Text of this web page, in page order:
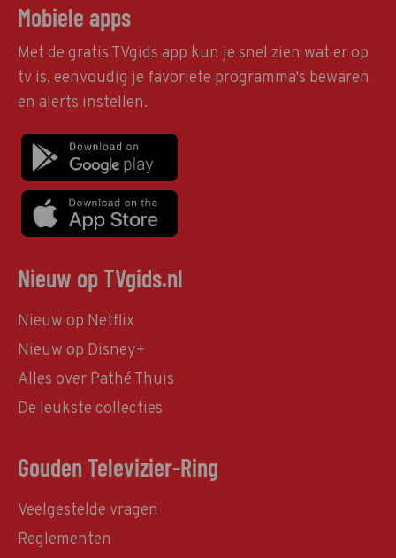
Mobiele apps
Met de gratis TVgids app kun je snel zien wat er op
tv is, eenvoudig je favoriete programma's bewaren
en alerts instellen.
Nieuw op TVgids.nl
Nieuw op Netflix
Nieuw op Disney+
Alles over Pathé Thuis
De leukste collecties
Gouden Televizier-Ring
Veelgestelde vragen
Reglementen